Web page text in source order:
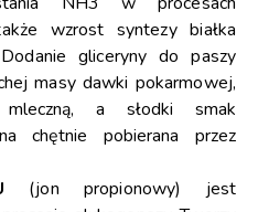
wzrost syntezy białka
gliceryny do paszy
masy dawki pokarmowej,
mleczną, a słodki smak
chętnie pobierana przez
(jon propionowy) jest